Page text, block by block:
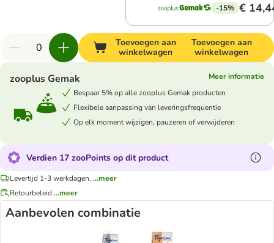
-15% €
Toevoegen aan
winkelwagen
Toevoegen aan
winkelwagen
zooplus Gemak
Meer informatie
Bespaar 5% op alle zooplus Gemak producten
Flexibele aanpassing van leveringsfrequentie
Op elk moment wijzigen, pauzeren of verwijderen
Verdien 17 zooPoints op dit product
Levertijd 1-3 werkdagen. ...meer
Retourbeleid ...meer
Aanbevolen combinatie